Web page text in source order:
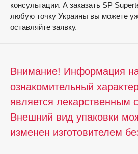
консультации. А заказать SP
любую точку Украины вы можете
оставляйте заявку.
Внимание! Информация
ознакомительный
является лекарственным
Внешний вид упаковки
изменен изготовителем